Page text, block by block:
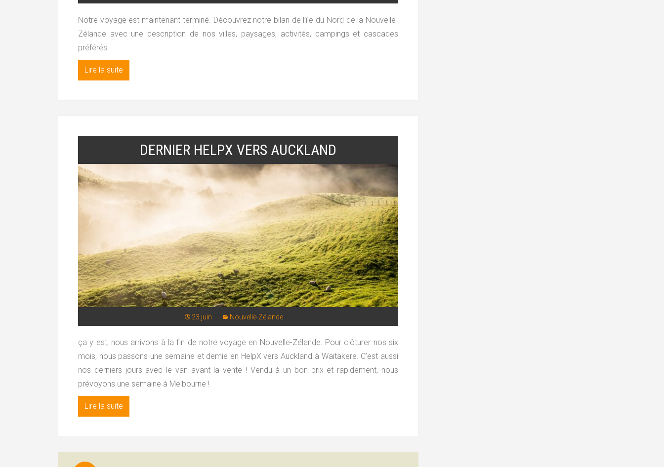
Notre voyage est maintenant terminé. Découvrez notre bilan de l’île du Nord de la Nouvelle-
Zélande avec une description de nos villes, paysages, activités, campings et cascades
préférés.
Lire la suite
DERNIER HELPX VERS AUCKLAND
23 juin Nouvelle-Zélande
ça y est, nous arrivons à la fin de notre voyage en Nouvelle-Zélande. Pour clôturer nos six
mois, nous passons une semaine et demie en HelpX vers Auckland à Waitakere. C’est aussi
nos derniers jours avec le van avant la vente ! Vendu à un bon prix et rapidement, nous
prévoyons une semaine à Melbourne !
Lire la suite